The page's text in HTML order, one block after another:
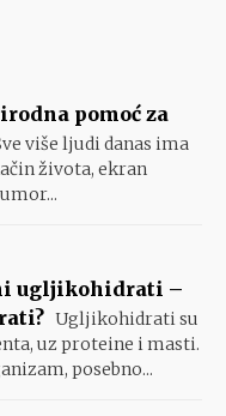
pomoć za
više ljudi danas ima
života, ekran
ugljikohidrati –
Ugljikohidrati su
uz proteine i masti.
posebno...